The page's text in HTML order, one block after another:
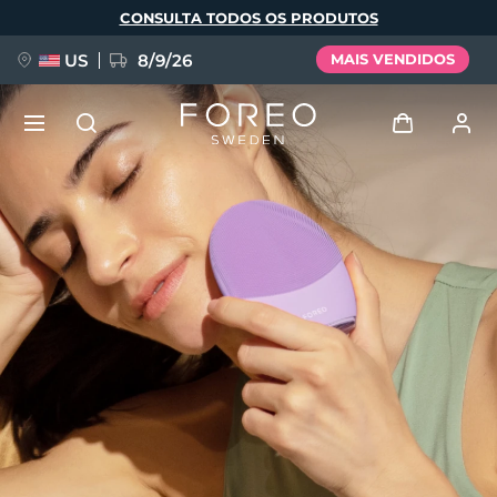
principal
CONSULTA TODOS OS PRODUTOS
US 8/9/26 MAIS VENDIDOS
Perfil de usuário
Meus aparelhos
Meus pedidos
Meus endereços
As minhas subscrições
NOVIDADE
FAQ™ Pure Beauty-Tech Elixir
BREAKING NEWS
issa™ Teeth Whitening Set
Idioma
English Deutsch
Español
Français
Italiano
Português
Svenska
Русский
Türkçe
简体中文 繁體中文